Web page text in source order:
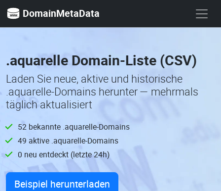
DomainMetaData
.aquarelle Domain-Liste (CSV)
Laden Sie neue, aktive und historische
.aquarelle-Domains herunter — mehrmals
täglich aktualisiert
52 bekannte .aquarelle-Domains
49 aktive .aquarelle-Domains
0 neu entdeckt (letzte 24h)
Beispiel herunterladen